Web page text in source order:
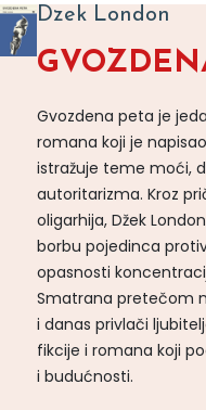
Dzek London
Gvozdena peta je
romana koji je
istražuje teme moći,
autoritarizma. Kroz
oligarhija, Džek
borbu pojedinca
opasnosti
Smatrana pretečom
i danas privlači
fikcije i romana koji
i budućnosti.